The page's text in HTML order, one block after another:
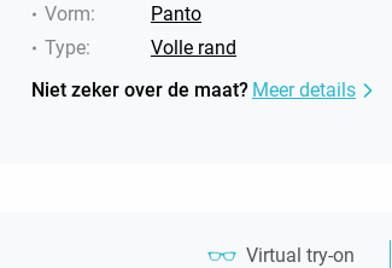
Vorm:
Panto
Type:
Volle rand
Niet zeker over de maat? Meer details
Virtual try-on